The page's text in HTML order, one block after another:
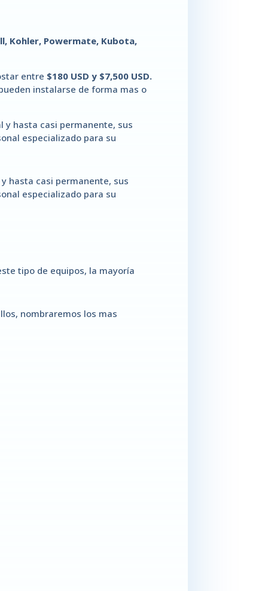
Kohler, Powermate, Kubota,
entre $180 USD y $7,500 USD.
instalarse de forma mas o
hasta casi permanente, sus
especializado para su
hasta casi permanente, sus
especializado para su
tipo de equipos, la mayoría
nombraremos los mas